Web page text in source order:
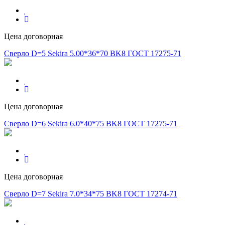
Цена договорная
Сверло D=5 Sekira 5.00*36*70 BK8 ГОСТ 17275-71
Цена договорная
Сверло D=6 Sekira 6.0*40*75 BK8 ГОСТ 17275-71
Цена договорная
Сверло D=7 Sekira 7.0*34*75 BK8 ГОСТ 17274-71